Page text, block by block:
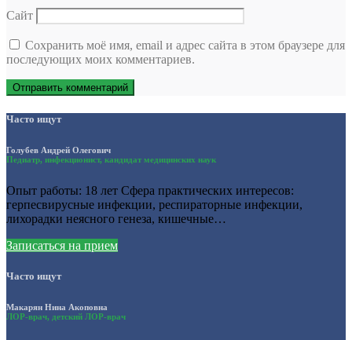
Сайт
Сохранить моё имя, email и адрес сайта в этом браузере для
последующих моих комментариев.
Часто ищут
Голубев Андрей Олегович
Педиатр, инфекционист, кандидат медицинских наук
Опыт работы: 18 лет Сфера практических интересов:
герпесвирусные инфекции, респираторные инфекции,
лихорадки неясного генеза, кишечные…
Записаться на прием
Часто ищут
Макарян Нина Акоповна
ЛОР-врач, детский ЛОР-врач